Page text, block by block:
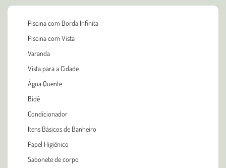
Piscina com Borda Infinita
Piscina com Vista
Varanda
Vista para a Cidade
Água Quente
Bidê
Condicionador
Itens Básicos de Banheiro
Papel Higiênico
Sabonete de corpo